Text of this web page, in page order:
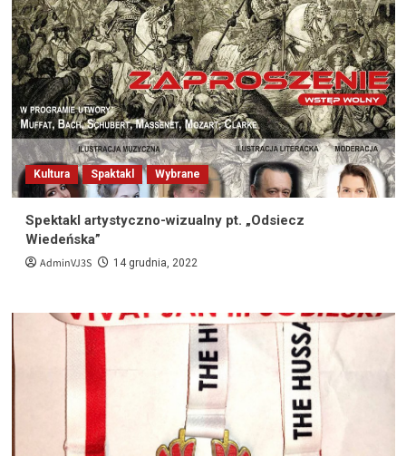
Kultura Spaktakl Wybrane
Spektakl artystyczno-wizualny pt. „Odsiecz
Wiedeńska”
AdminVJ3S 14 grudnia, 2022